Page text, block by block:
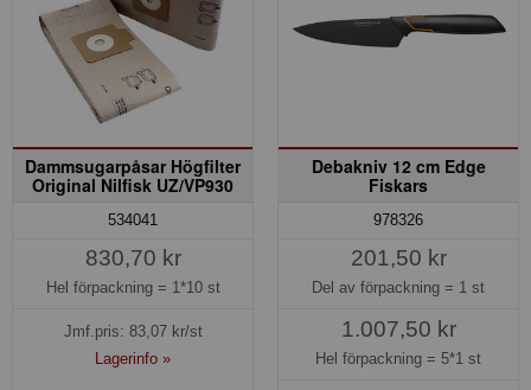
Dammsugarpåsar Högfilter
Original Nilfisk UZ/VP930
534041
830,70 kr
Hel förpackning = 1*10 st
Jmf.pris: 83,07kr/st
Lagerinfo »
Debakniv 12 cm Edge
Fiskars
978326
201,50 kr
Del av förpackning = 1 st
1.007,50 kr
Hel förpackning = 5*1 st